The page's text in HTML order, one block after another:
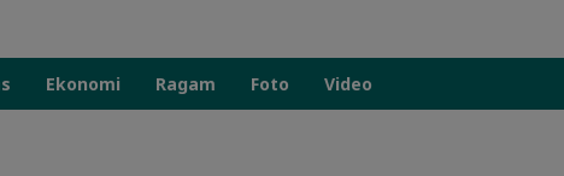
Ekonomi Ragam Foto Video